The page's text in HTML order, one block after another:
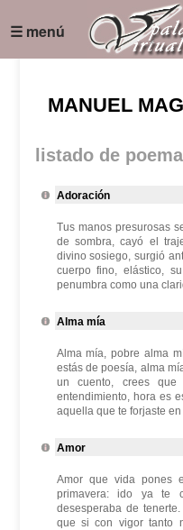
☰ menú
MANUEL
listado de
Adoración
Tus manos presurosas
de sombra, cayó el
divino sosiego, surgió
cuerpo fino, elástico,
penumbra como una
Alma mía
Alma mía, pobre alma
estás de poesía, alma
un cuento, crees
entendimiento, hora es
aquella que te forjaste en
Amor
Amor que vida pones
primavera: ido ya te
desesperaba de
que si con vigor tanto